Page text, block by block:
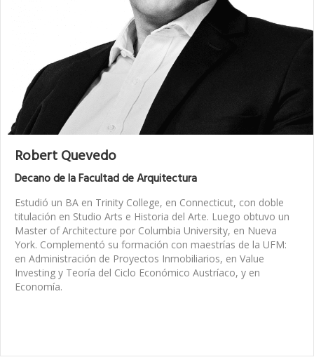
Robert Quevedo
Decano de la Facultad de Arquitectura
Estudió un BA en Trinity College, en Connecticut, con doble
titulación en Studio Arts e Historia del Arte. Luego obtuvo un
Master of Architecture por Columbia University, en Nueva
York. Complementó su formación con maestrías de la UFM:
en Administración de Proyectos Inmobiliarios, en Value
Investing y Teoría del Ciclo Económico Austríaco, y en
Economía.